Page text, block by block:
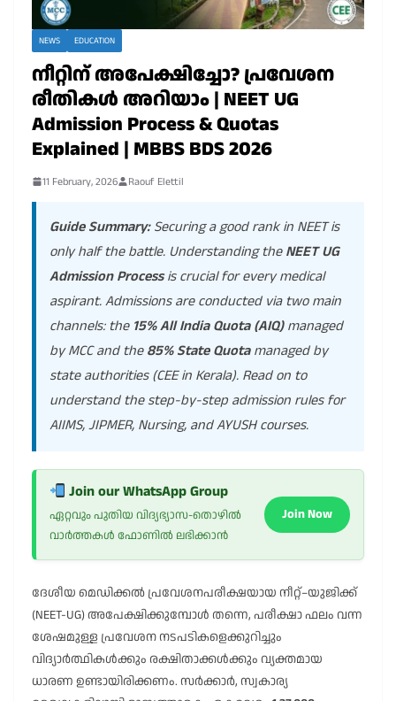
NEWS EDUCATION
നീറ്റിന് അപേക്ഷിച്ചോ? പ്രവേശന
രീതികൾ അറിയാം | NEET UG
Admission Process & Quotas
Explained | MBBS BDS 2026
11 February, 2026 Raouf Elettil
Guide Summary:Securing a good rank in NEET is
only half the battle. Understanding theNEET UG
Admission Processis crucial for every medical
aspirant. Admissions are conducted via two main
channels: the 15% All India Quota (AIQ)managed
by MCC and the85% State Quotamanaged by
state authorities (CEE in Kerala). Read on to
understand the step-by-step admission rules for
AIIMS, JIPMER, Nursing, and AYUSH courses.
Join our WhatsApp Group
ഏറ്റവും പുതിയ വിദ്യഭ്യാസ-തൊഴിൽ
വാർത്തകൾ ഫോണിൽ ലഭിക്കാൻ
Join Now
ദേശീയ മെഡിക്കൽ പ്രവേശനപരീക്ഷയായ നീറ്റ്–യുജിക്ക്
(NEET-UG) അപേക്ഷിക്കുമ്പോൾ തന്നെ, പരീക്ഷാ ഫലം വന്ന
ശേഷമുള്ള പ്രവേശന നടപടികളെക്കുറിച്ചും
വിദ്യാർത്ഥികൾക്കും രക്ഷിതാക്കൾക്കും വ്യക്തമായ
ധാരണ ഉണ്ടായിരിക്കണം. സർക്കാർ, സ്വകാര്യ